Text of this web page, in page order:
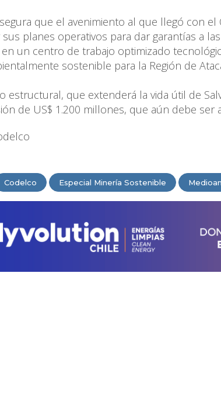
que el avenimiento al que llegó con
planes operativos para dar garantías a
un centro de trabajo optimizado
sostenible para la Región de
estructural, que extenderá la vida útil de
de US$ 1.200 millones, que aún debe
Codelco Especial Minería Sostenible